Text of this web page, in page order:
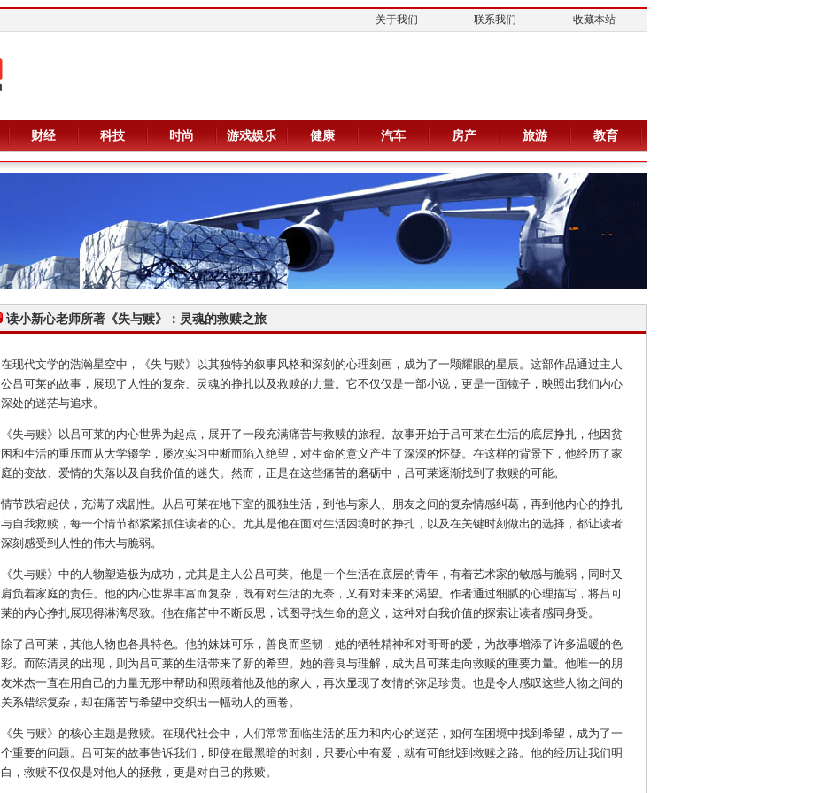
关于我们 联系我们 收藏本站
财经 科技 时尚 游戏娱乐 健康 汽车 房产 旅游 教育
读小新心老师所著《失与赎》：灵魂的救赎之旅
在现代文学的浩瀚星空中，《失与赎》以其独特的叙事风格和深刻的心理刻画，成为了一颗耀眼的星辰。这部作品通过主人
公吕可莱的故事，展现了人性的复杂、灵魂的挣扎以及救赎的力量。它不仅仅是一部小说，更是一面镜子，映照出我们内心
深处的迷茫与追求。
《失与赎》以吕可莱的内心世界为起点，展开了一段充满痛苦与救赎的旅程。故事开始于吕可莱在生活的底层挣扎，他因贫
困和生活的重压而从大学辍学，屡次实习中断而陷入绝望，对生命的意义产生了深深的怀疑。在这样的背景下，他经历了家
庭的变故、爱情的失落以及自我价值的迷失。然而，正是在这些痛苦的磨砺中，吕可莱逐渐找到了救赎的可能。
情节跌宕起伏，充满了戏剧性。从吕可莱在地下室的孤独生活，到他与家人、朋友之间的复杂情感纠葛，再到他内心的挣扎
与自我救赎，每一个情节都紧紧抓住读者的心。尤其是他在面对生活困境时的挣扎，以及在关键时刻做出的选择，都让读者
深刻感受到人性的伟大与脆弱。
《失与赎》中的人物塑造极为成功，尤其是主人公吕可莱。他是一个生活在底层的青年，有着艺术家的敏感与脆弱，同时又
肩负着家庭的责任。他的内心世界丰富而复杂，既有对生活的无奈，又有对未来的渴望。作者通过细腻的心理描写，将吕可
莱的内心挣扎展现得淋漓尽致。他在痛苦中不断反思，试图寻找生命的意义，这种对自我价值的探索让读者感同身受。
除了吕可莱，其他人物也各具特色。他的妹妹可乐，善良而坚韧，她的牺牲精神和对哥哥的爱，为故事增添了许多温暖的色
彩。而陈清灵的出现，则为吕可莱的生活带来了新的希望。她的善良与理解，成为吕可莱走向救赎的重要力量。他唯一的朋
友米杰一直在用自己的力量无形中帮助和照顾着他及他的家人，再次显现了友情的弥足珍贵。也是令人感叹这些人物之间的
关系错综复杂，却在痛苦与希望中交织出一幅动人的画卷。
《失与赎》的核心主题是救赎。在现代社会中，人们常常面临生活的压力和内心的迷茫，如何在困境中找到希望，成为了一
个重要的问题。吕可莱的故事告诉我们，即使在最黑暗的时刻，只要心中有爱，就有可能找到救赎之路。他的经历让我们明
白，救赎不仅仅是对他人的拯救，更是对自己的救赎。